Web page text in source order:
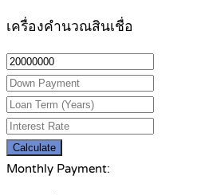
เครื่องคำนวณสินเชื่อ
Calculate
Monthly Payment: